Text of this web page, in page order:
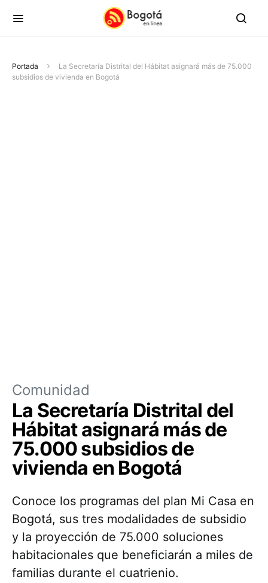
Portada
La Secretaría Distrital del Hábitat asignará más de 75.000
subsidios de vivienda en Bogotá
Comunidad
La Secretaría Distrital del
Hábitat asignará más de
75.000 subsidios de
vivienda en Bogotá
Conoce los programas del plan Mi Casa en
Bogotá, sus tres modalidades de subsidio
y la proyección de 75.000 soluciones
habitacionales que beneficiarán a miles de
familias durante el cuatrienio.